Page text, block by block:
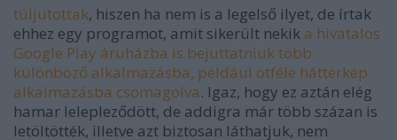
túljutottak, hiszen ha nem is a legelső ilyet, de írtak
ehhez egy programot, amit sikerült nekik a hivatalos
Google Play áruházba is bejuttatniuk több
különböző alkalmazásba, például ötféle háttérkép
alkalmazásba csomagolva. Igaz, hogy ez aztán elég
hamar lelepleződött, de addigra már több százan is
letöltötték, illetve azt biztosan láthatjuk, nem